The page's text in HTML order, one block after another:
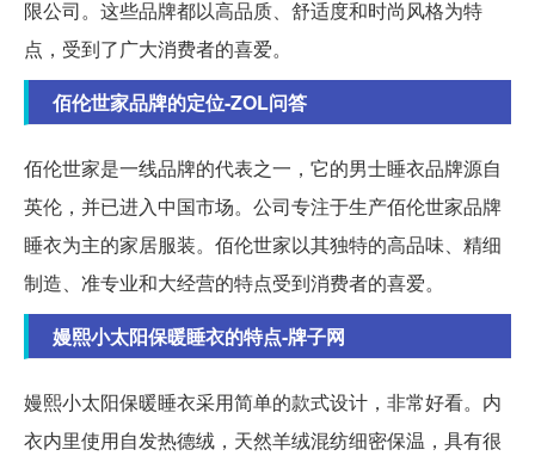
限公司。这些品牌都以高品质、舒适度和时尚风格为特
点，受到了广大消费者的喜爱。
佰伦世家品牌的定位-ZOL问答
佰伦世家是一线品牌的代表之一，它的男士睡衣品牌源自
英伦，并已进入中国市场。公司专注于生产佰伦世家品牌
睡衣为主的家居服装。佰伦世家以其独特的高品味、精细
制造、准专业和大经营的特点受到消费者的喜爱。
嫚熙小太阳保暖睡衣的特点-牌子网
嫚熙小太阳保暖睡衣采用简单的款式设计，非常好看。内
衣内里使用自发热德绒，天然羊绒混纺细密保温，具有很